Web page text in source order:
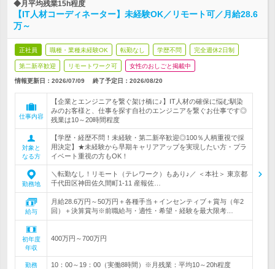
◆月平均残業15h程度
【IT人材コーディネーター】未経験OK／リモート可／月給28.6
万～
正社員 職種・業種未経験OK 転勤なし 学歴不問 完全週休2日制
第二新卒歓迎 リモートワーク可 女性のおしごと掲載中
情報更新日：2026/07/09 終了予定日： 2026/08/20
仕事内容
【企業とエンジニアを繋ぐ架け橋に♪】IT人材の確保に悩む馴染
みのお客様と、仕事を探す自社のエンジニアを繋ぐお仕事です◎
残業は10～20時間程度
対象と
なる方
【学歴・経歴不問！未経験・第二新卒歓迎◎100％人柄重視で採
用決定】★未経験から早期キャリアアップを実現したい方・プラ
イベート重視の方もOK！
勤務地
＼転勤なし！リモート（テレワーク）もあり♪／ ＜本社＞ 東京都
千代田区神田佐久間町1-11 産報佐…
給与
月給28.6万円～50万円＋各種手当＋インセンティブ＋賞与（年2
回）＋決算賞与※前職給与・適性・希望・経験を最大限考…
初年度
年収
400万円～700万円
勤務
10：00～19：00（実働8時間）※月残業：平均10～20h程度